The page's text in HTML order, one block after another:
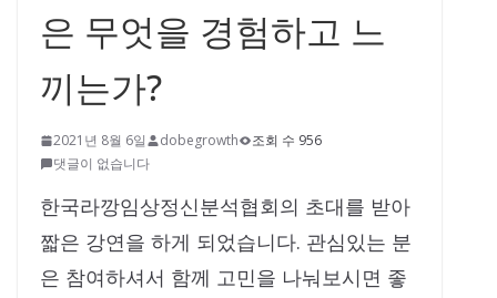
은 무엇을 경험하고 느
끼는가?
2021년 8월 6일 dobegrowth
조회 수 956
댓글이 없습니다
한국라깡임상정신분석협회의 초대를 받아
짧은 강연을 하게 되었습니다. 관심있는 분
은 참여하셔서 함께 고민을 나눠보시면 좋